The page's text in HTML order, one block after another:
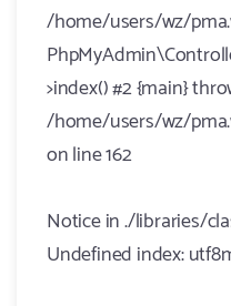
/home/users/wz/
>index() #2 {main}
/home/users/wz/
on line 162
Notice in ./libraries/
Undefined index: